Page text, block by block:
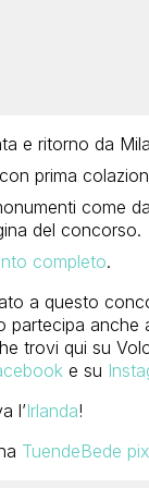
e ritorno da
prima
come
del concorso.
completo.
a questo
partecipa anche
trovi qui su
e su
l’Irlanda!
TuendeBede